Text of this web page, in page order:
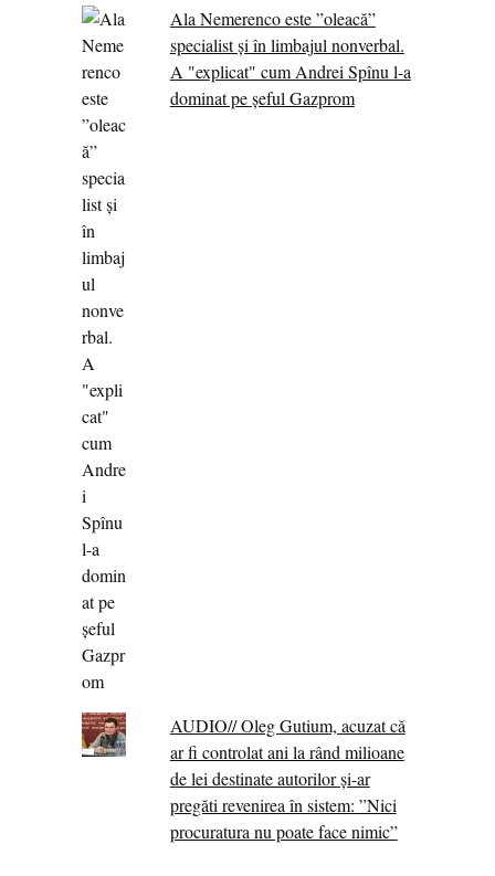
Ala Nemerenco este ”oleacă”
specialist și în limbajul nonverbal.
A "explicat" cum Andrei Spînu l-a
dominat pe șeful Gazprom
AUDIO// Oleg Gutium, acuzat că
ar fi controlat ani la rând milioane
de lei destinate autorilor și-ar
pregăti revenirea în sistem: ”Nici
procuratura nu poate face nimic”